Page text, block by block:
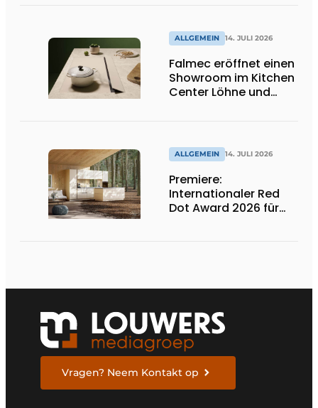
ALLGEMEIN 14. JULI 2026
Falmec eröffnet einen
Showroom im Kitchen
Center Löhne und
ALLGEMEIN 14. JULI 2026
Premiere:
Internationaler Red
Dot Award 2026 für
Vragen? Neem Kontakt op